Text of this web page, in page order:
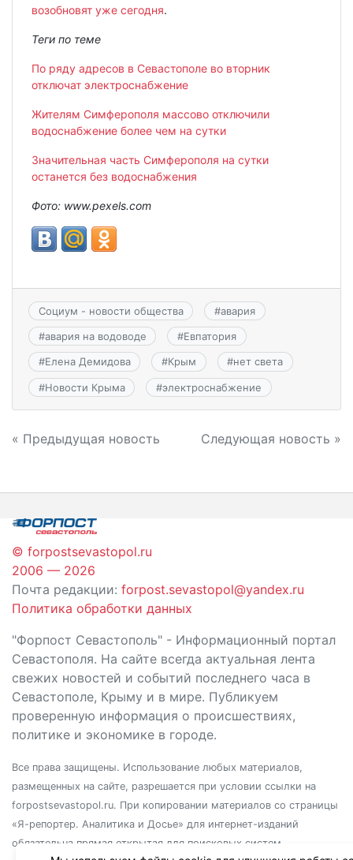
возобновят уже сегодня.
Теги по теме
По ряду адресов в Севастополе во вторник
отключат электроснабжение
Жителям Симферополя массово отключили
водоснабжение более чем на сутки
Значительная часть Симферополя на сутки
останется без водоснабжения
Фото: www.pexels.com
Социум - новости общества #авария
#авария на водоводе #Евпатория
#Елена Демидова #Крым #нет света
#Новости Крыма #электроснабжение
Навигация
записям
« Предыдущая новость Следующая новость »
© forpostsevastopol.ru
2006 — 2026
Почта редакции: forpost.sevastopol@yandex.ru
Политика обработки данных
"Форпост Севастополь" - Информационный портал
Севастополя. На сайте всегда актуальная лента
свежих новостей и событий последнего часа в
Севастополе, Крыму и в мире. Публикуем
проверенную информация о происшествиях,
политике и экономике в городе.
Все права защищены. Использование любых материалов,
размещенных на сайте, разрешается при условии ссылки на
forpostsevastopol.ru. При копировании материалов со страницы
«Я-репортер. Аналитика и Досье» для интернет-изданий
обязательна прямая открытая для поисковых систем